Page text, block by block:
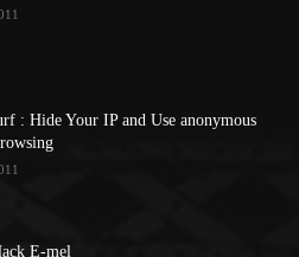
: Hide Your IP and Use anonymous
E-mel